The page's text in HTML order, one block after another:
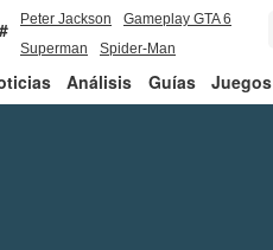
Peter Jackson
Gameplay GTA 6
Superman
Spider-Man
Análisis Guías Juegos